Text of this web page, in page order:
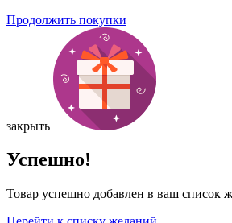
Продолжить покупки
закрыть
Успешно!
Товар успешно добавлен в ваш список